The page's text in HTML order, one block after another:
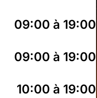
09:00 à 19:00
09:00 à 19:00
10:00 à 19:00